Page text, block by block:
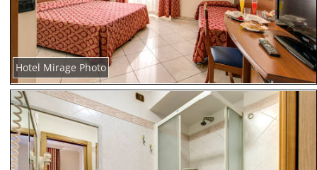
Hotel Mirage Photo